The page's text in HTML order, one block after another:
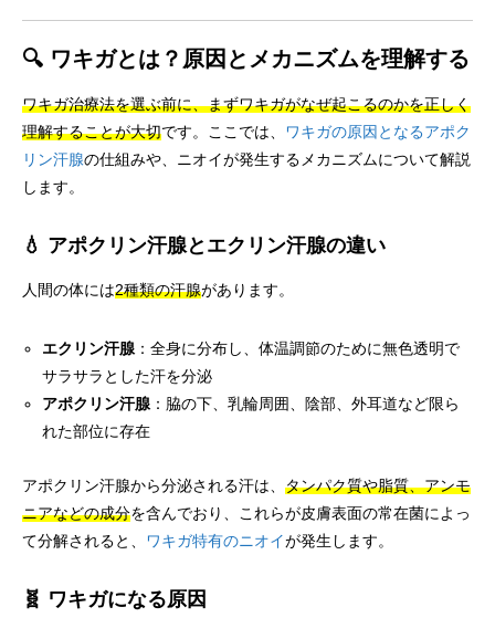
🔍 ワキガとは？原因とメカニズムを理解する
ワキガ治療法を選ぶ前に、まずワキガがなぜ起こるのかを正しく
理解することが大切です。ここでは、 ワキガの原因となるアポク
リン汗腺の仕組みや、ニオイが発生するメカニズムについて解説
します。
💧 アポクリン汗腺とエクリン汗腺の違い
人間の体には2種類の汗腺があります。
エクリン汗腺 ：全身に分布し、体温調節のために無色透明で
サラサラとした汗を分泌
アポクリン汗腺 ：脇の下、乳輪周囲、陰部、外耳道など限ら
れた部位に存在
アポクリン汗腺から分泌される汗は、 タンパク質や脂質、アンモ
ニアなどの成分を含んでおり、これらが皮膚表面の常在菌によっ
て分解されると、 ワキガ特有のニオイが発生します。
🧬 ワキガになる原因